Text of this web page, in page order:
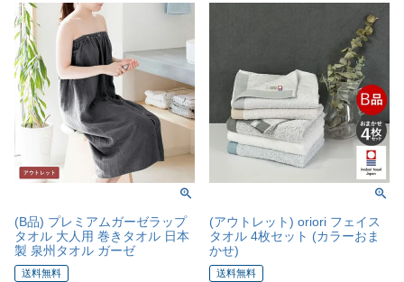
(B品) プレミアムガーゼラップ
タオル 大人用 巻きタオル 日本
製 泉州タオル ガーゼ
送料無料
(アウトレット) oriori フェイス
タオル 4枚セット (カラーおま
かせ)
送料無料